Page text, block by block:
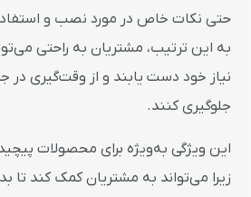
حتی نکات خاص در مورد نصب و
به این ترتیب، مشتریان به راحتی
نیاز خود دست یابند و از وقت‌گیری
جلوگیری کنند.
این ویژگی به‌ویژه برای محصولات
زیرا می‌تواند به مشتریان کمک کند تا